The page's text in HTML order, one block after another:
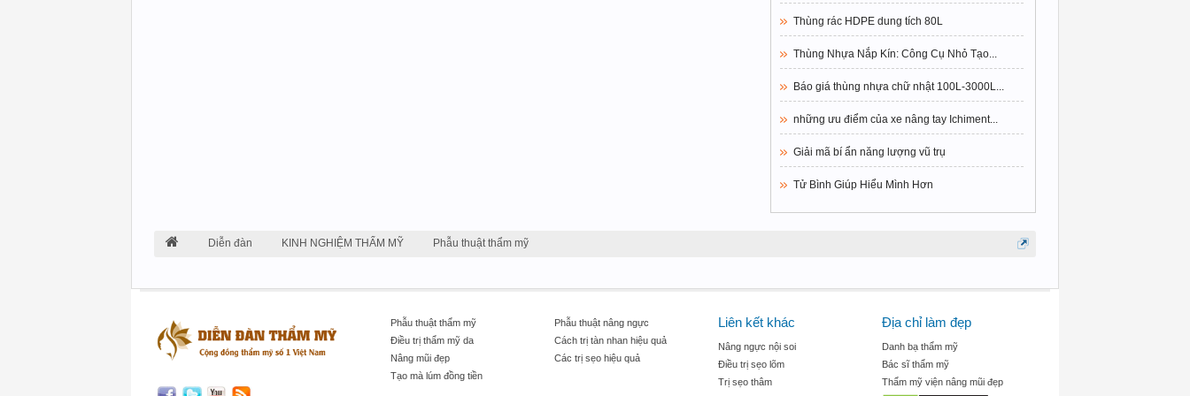
Thùng rác HDPE dung tích 80L
Thùng Nhựa Nắp Kín: Công Cụ Nhỏ Tạo...
Báo giá thùng nhựa chữ nhật 100L-3000L...
những ưu điểm của xe nâng tay Ichiment...
Giải mã bí ẩn năng lượng vũ trụ
Tử Bình Giúp Hiểu Mình Hơn
Diễn đàn KINH NGHIỆM THẨM MỸ Phẫu thuật thẩm mỹ
Phẫu thuật thẩm mỹ
Điều trị thẩm mỹ da
Nâng mũi đẹp
Tạo mà lúm đồng tiền
Phẫu thuật nâng ngực
Cách trị tàn nhan hiệu quả
Các trị sẹo hiệu quả
Liên kết khác
Nâng ngực nội soi
Điều trị sẹo lõm
Trị sẹo thâm
Địa chỉ làm đẹp
Danh bạ thẩm mỹ
Bác sĩ thẩm mỹ
Thẩm mỹ viện nâng mũi đẹp